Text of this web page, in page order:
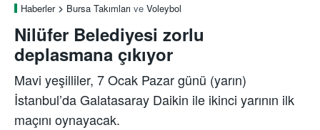
Haberler Bursa Takımları ve Voleybol
Nilüfer Belediyesi zorlu
deplasmana çıkıyor
Mavi yeşilliler, 7 Ocak Pazar günü (yarın)
İstanbul’da Galatasaray Daikin ile ikinci yarının ilk
maçını oynayacak.